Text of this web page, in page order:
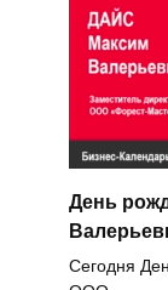
День
Сегодня